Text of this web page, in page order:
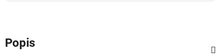
Popis